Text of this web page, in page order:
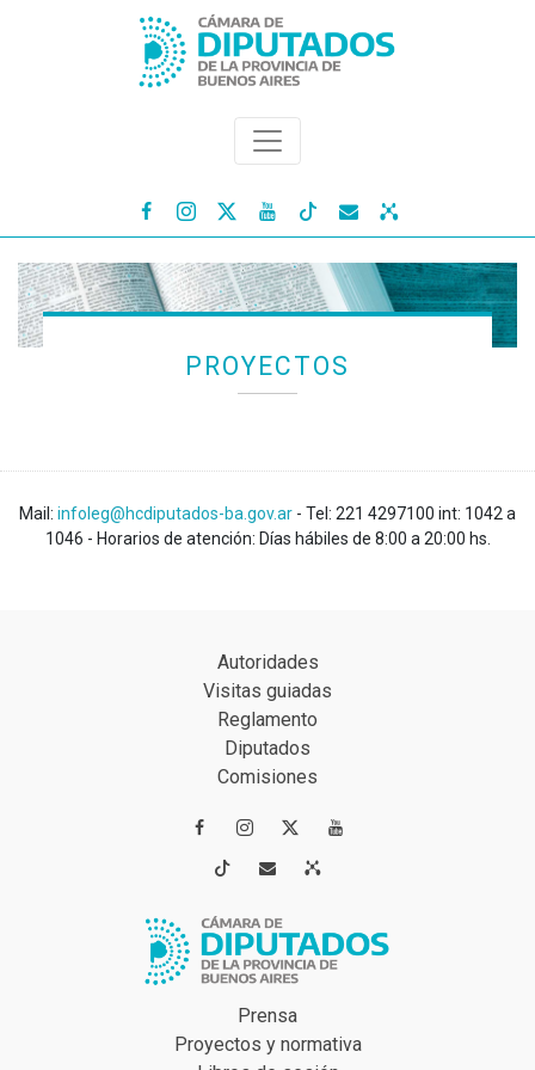
   
PROYECTOS
Mail: infoleg@hcdiputados-ba.gov.ar - Tel: 221 4297100 int: 1042 a
1046 - Horarios de atención: Días hábiles de 8:00 a 20:00 hs.
Autoridades
Visitas guiadas
Reglamento
Diputados
Comisiones
 
 
Prensa
Proyectos y normativa